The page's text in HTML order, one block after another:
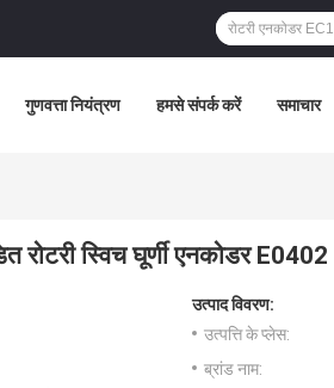
गुणवत्ता नियंत्रण हमसे संपर्क करें समाचार
रोटरी स्विच घूर्णी एनकोडर E0402
उत्पाद विवरण:
उत्पत्ति के प्लेस:
ब्रांड नाम: